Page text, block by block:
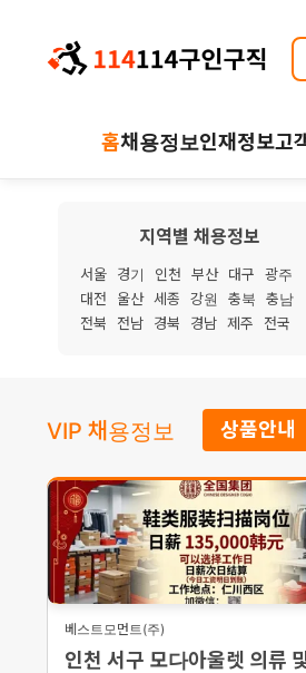
홈채용정보인재정보고
지역별 채용정보
서울 경기 인천 부산 대구
광주
대전
울산 세종 강원 충북
충남
전북
전남 경북 경남 제주 전국
VIP 채용정보 상품안내
베스트모먼트(주)
인천 서구 모다아울렛 의류